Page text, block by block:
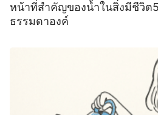
หน้าที่สำคัญของน้ำในสิ่งมีชีวิต
ธรรมดาองค์